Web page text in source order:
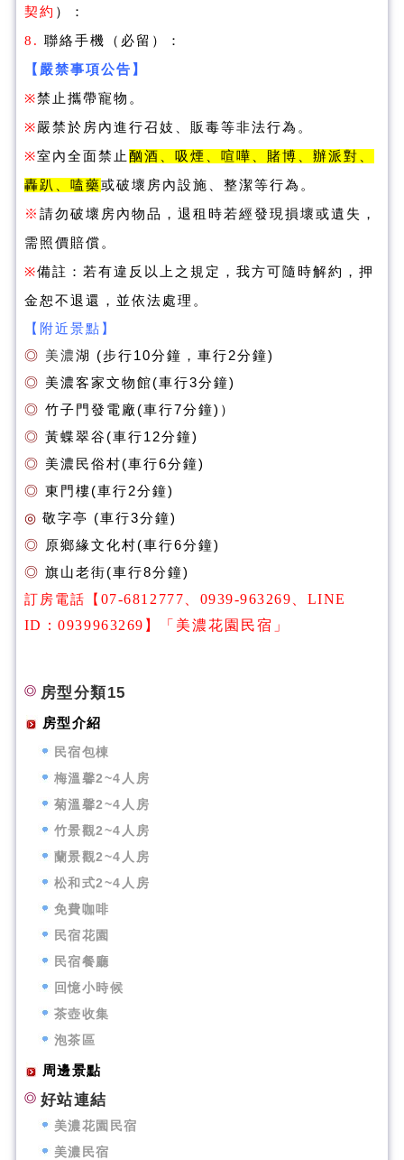
契約 ）：
8. 聯絡手機（必留）：
【嚴禁事項公告】
※禁止攜帶寵物。
※嚴禁於房內進行召妓、販毒等非法行為。
※室內全面禁止 酗酒、吸煙、喧嘩、賭博、辦派對、
轟趴、嗑藥或破壞房內設施、整潔等行為。
※ 請勿破壞房內物品，退租時若經發現損壞或遺失，
需照價賠償。
※備註：若有違反以上之規定，我方可隨時解約，押
金恕不退還，並依法處理。
【附近景點】
◎ 美濃湖 (步行10分鐘，車行2分鐘)
◎ 美濃客家文物館(車行3分鐘)
◎ 竹子門發電廠(車行7分鐘)）
◎ 黃蝶翠谷(車行12分鐘)
◎ 美濃民俗村(車行6分鐘)
◎ 東門樓(車行2分鐘)
◎ 敬字亭 (車行3分鐘)
◎
原鄉緣文化村(車行6分鐘)
◎ 旗山老街(車行8分鐘)
訂房電話【 07-6812777、0939-963269
LINE
ID：0939963269 】 「美濃花園民宿」
房型分類15
房型介紹
民宿包棟
梅溫馨2~4人房
菊溫馨2~4人房
竹景觀2~4人房
蘭景觀2~4人房
松和式2~4人房
免費咖啡
民宿花園
民宿餐廳
回憶小時候
茶壺收集
泡茶區
周邊景點
好站連結
美濃花園民宿
美濃民宿